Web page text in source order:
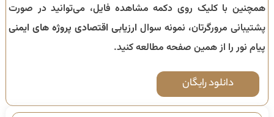
همچنین با کلیک روی دکمه مشاهده فایل، می‌توانید در صورت
پشتیبانی مرورگرتان، نمونه سوال ارزیابی اقتصادی پروژه های ایمنی
پیام نور را از همین صفحه مطالعه کنید.
دانلود رایگان